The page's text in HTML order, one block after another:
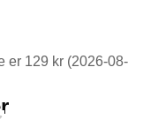
er 129 kr (2026-08-